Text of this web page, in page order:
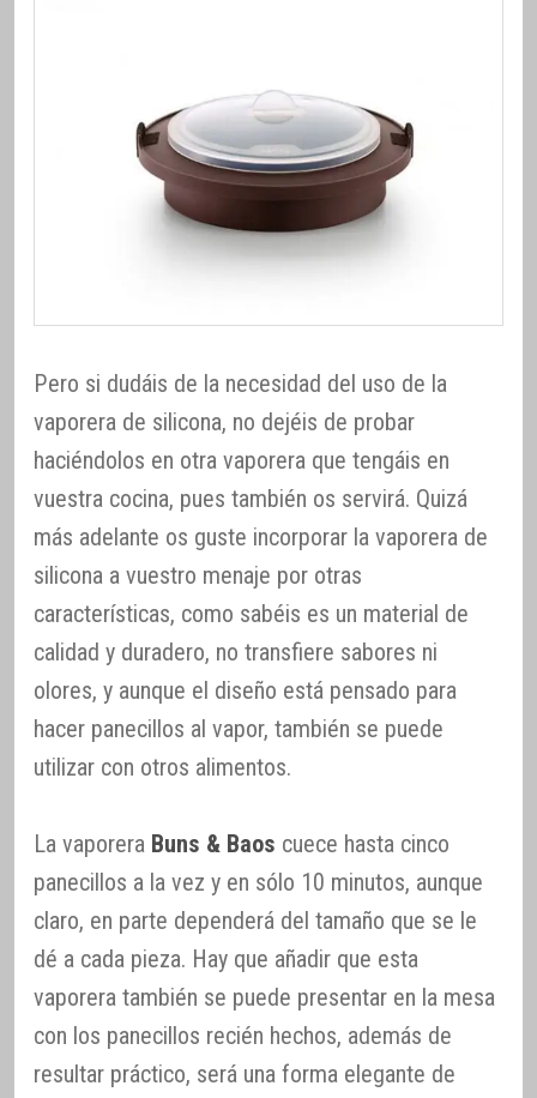
Pero si dudáis de la necesidad del uso de la
vaporera de silicona, no dejéis de probar
haciéndolos en otra vaporera que tengáis en
vuestra cocina, pues también os servirá. Quizá
más adelante os guste incorporar la vaporera de
silicona a vuestro menaje por otras
características, como sabéis es un material de
calidad y duradero, no transfiere sabores ni
olores, y aunque el diseño está pensado para
hacer panecillos al vapor, también se puede
utilizar con otros alimentos.
La vaporera Buns & Baos cuece hasta cinco
panecillos a la vez y en sólo 10 minutos, aunque
claro, en parte dependerá del tamaño que se le
dé a cada pieza. Hay que añadir que esta
vaporera también se puede presentar en la mesa
con los panecillos recién hechos, además de
resultar práctico, será una forma elegante de